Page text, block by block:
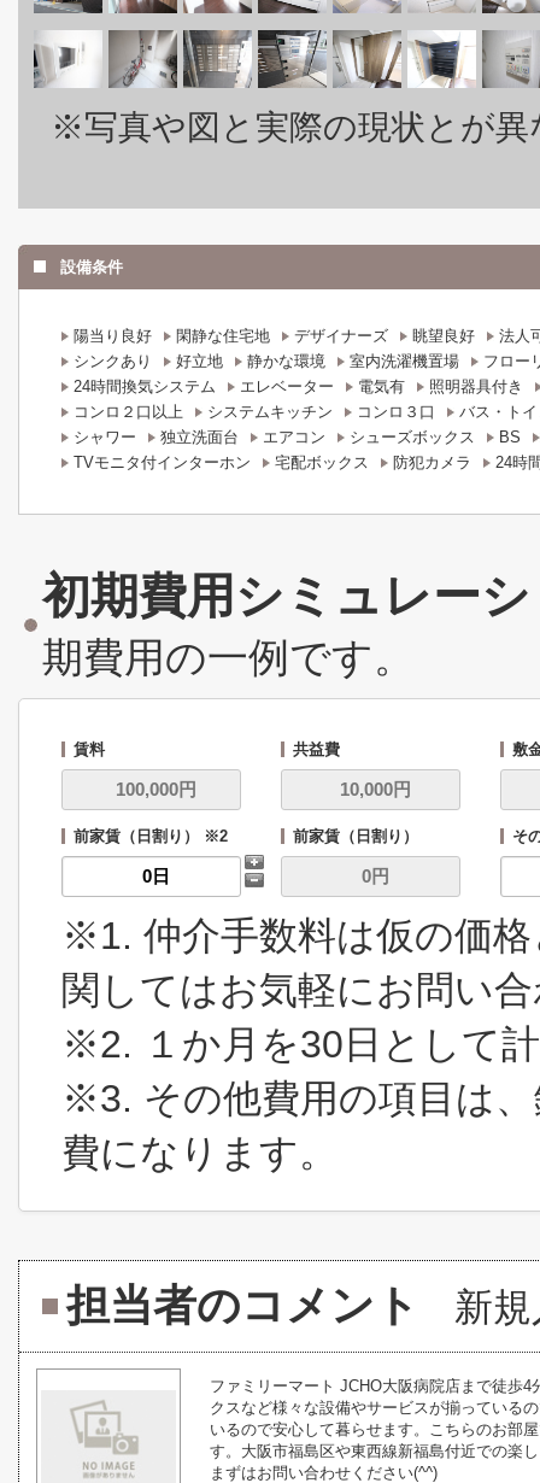
※写真や図と実際の現状とが
設備条件
陽当り良好 閑静な住宅地 デザイナーズ 眺望良好
法人
シンクあり
好立地 静かな環境 室内洗濯機置場
フロー
24時間換気システム
エレベーター 電気有
照明器具付き
コンロ２口以上
システムキッチン コンロ３口
バス・ト
シャワー
独立洗面台 エアコン シューズボックス
BS
TVモニタ付インターホン
宅配ボックス 防犯カメラ 24時
初期費用シミュレー
期費用の一例です。
賃料 共益費 敷
前家賃（日割り） ※2 前家賃（日割り） そ
※1. 仲介手数料は仮の価
関してはお気軽にお問い
※2. １か月を30日として
※3. その他費用の項目は
費になります。
担当者のコメント 新
ファミリーマート JCHO大阪病院店まで徒歩
クスなど様々な設備やサービスが揃っている
いるので安心して暮らせます。こちらのお部
す。大阪市福島区や東西線新福島付近での楽
まずはお問い合わせください(^^)